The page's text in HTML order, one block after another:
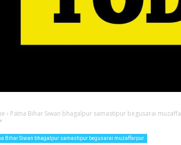
› Patna Bihar Siwan bhagalpur samastipur begusarai
Bihar Siwan bhagalpur samastipur begusarai muzaffarpur